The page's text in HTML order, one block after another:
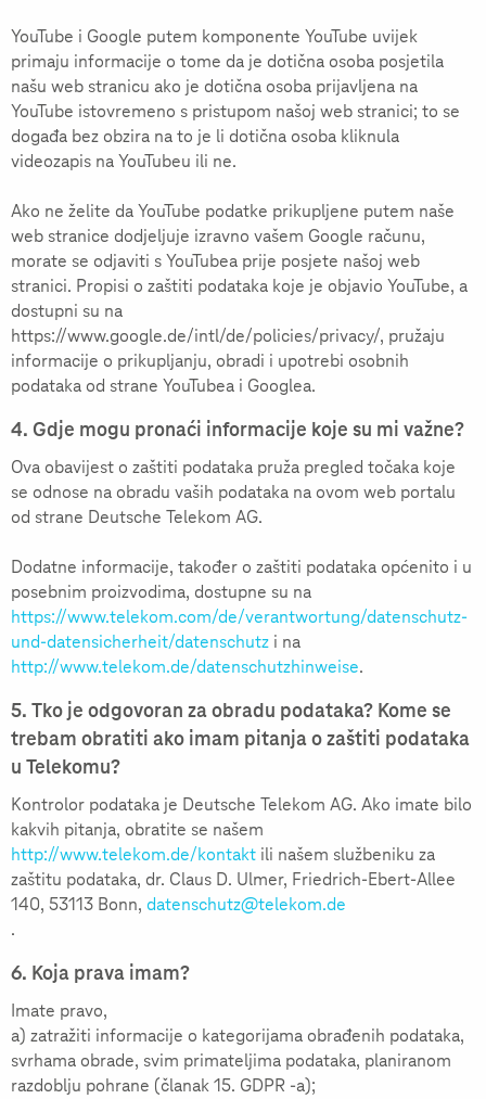
YouTube i Google putem komponente YouTube uvijek
primaju informacije o tome da je dotična osoba posjetila
našu web stranicu ako je dotična osoba prijavljena na
YouTube istovremeno s pristupom našoj web stranici; to se
događa bez obzira na to je li dotična osoba kliknula
videozapis na YouTubeu ili ne.
Ako ne želite da YouTube podatke prikupljene putem naše
web stranice dodjeljuje izravno vašem Google računu,
morate se odjaviti s YouTubea prije posjete našoj web
stranici. Propisi o zaštiti podataka koje je objavio YouTube, a
dostupni su na
https://www.google.de/intl/de/policies/privacy/, pružaju
informacije o prikupljanju, obradi i upotrebi osobnih
podataka od strane YouTubea i Googlea.
4. Gdje mogu pronaći informacije koje su mi važne?
Ova obavijest o zaštiti podataka pruža pregled točaka koje
se odnose na obradu vaših podataka na ovom web portalu
od strane Deutsche Telekom AG.
Dodatne informacije, također o zaštiti podataka općenito i u
posebnim proizvodima, dostupne su na
https://www.telekom.com/de/verantwortung/datenschutz-
und-datensicherheit/datenschutz i na
http://www.telekom.de/datenschutzhinweise.
5. Tko je odgovoran za obradu podataka? Kome se
trebam obratiti ako imam pitanja o zaštiti podataka
u Telekomu?
Kontrolor podataka je Deutsche Telekom AG. Ako imate bilo
kakvih pitanja, obratite se našem
http://www.telekom.de/kontakt ili našem službeniku za
zaštitu podataka, dr. Claus D. Ulmer, Friedrich-Ebert-Allee
140, 53113 Bonn, datenschutz@telekom.de
.
6. Koja prava imam?
Imate pravo,
a) zatražiti informacije o kategorijama obrađenih podataka,
svrhama obrade, svim primateljima podataka, planiranom
razdoblju pohrane (članak 15. GDPR -a);